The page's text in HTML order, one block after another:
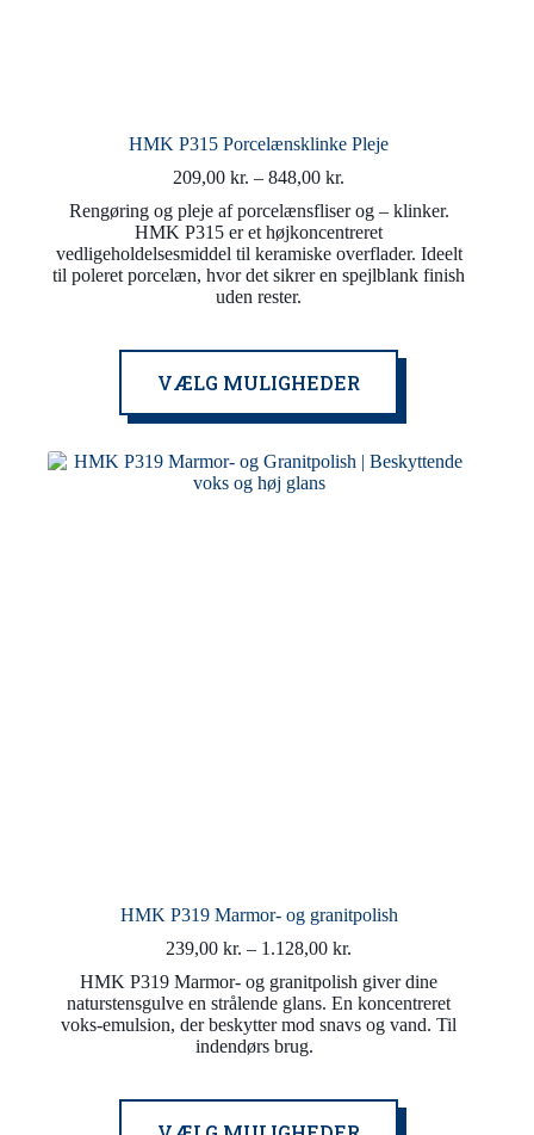
HMK P315 Porcelænsklinke Pleje
209,00kr. – 848,00kr.
til
848,00 kr.
Rengøring og pleje af porcelænsfliser og – klinker.
HMK P315 er et højkoncentreret
vedligeholdelsesmiddel til keramiske overflader. Ideelt
til poleret porcelæn, hvor det sikrer en spejlblank finish
uden rester.
VÆLG MULIGHEDER
Dette
vare
flere
Mulighederne
kan
HMK P319 Marmor- og granitpolish
239,00kr. – 1.128,00kr.
til
1.128,00 kr.
HMK P319 Marmor- og granitpolish giver dine
naturstensgulve en strålende glans. En koncentreret
voks-emulsion, der beskytter mod snavs og vand. Til
indendørs brug.
Dette
vare